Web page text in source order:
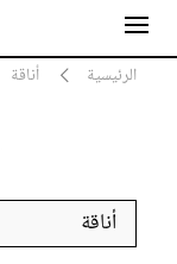
الرئيسية أناقة
أناقة
أناقة
جمال
صحة ورشاقة